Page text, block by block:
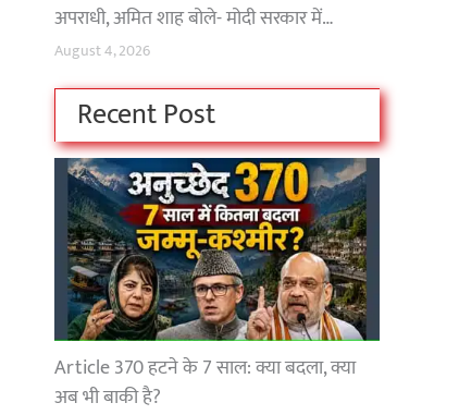
अपराधी, अमित शाह बोले- मोदी सरकार में…
August 4, 2026
Recent Post
Article 370 हटने के 7 साल: क्या बदला, क्या
अब भी बाकी है?